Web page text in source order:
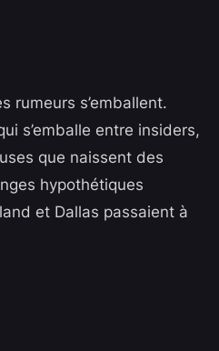
rumeurs s’emballent.
s’emballe entre insiders,
que naissent des
hypothétiques
et Dallas passaient à